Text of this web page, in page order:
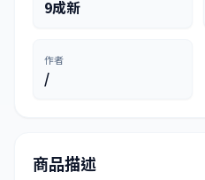
9成新
作者
/
商品描述